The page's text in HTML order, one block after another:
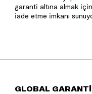
garanti altına almak
iade etme imkanı
GLOBAL GARANTİ